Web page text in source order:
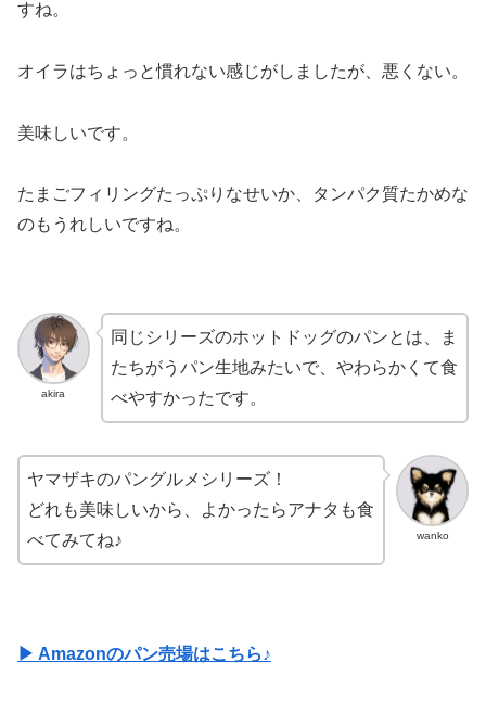
すね。
オイラはちょっと慣れない感じがしましたが、悪くない。
美味しいです。
たまごフィリングたっぷりなせいか、タンパク質たかめな
のもうれしいですね。
akira
同じシリーズのホットドッグのパンとは、ま
たちがうパン生地みたいで、やわらかくて食
べやすかったです。
wanko
ヤマザキのパングルメシリーズ！
どれも美味しいから、よかったらアナタも食
べてみてね♪
▶ Amazonのパン売場はこちら♪